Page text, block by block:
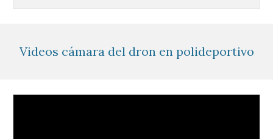
Videos cámara del dron en polideportivo